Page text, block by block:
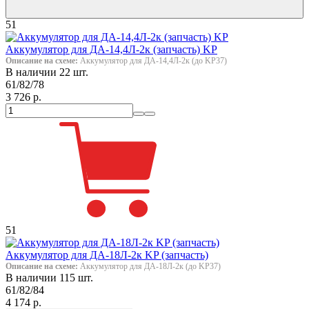
51
Аккумулятор для ДА-14,4Л-2к (запчасть) KP
Описание на схеме: Аккумулятор для ДА-14,4Л-2к (до KP37)
В наличии 22 шт.
61/82/78
3 726 р.
51
Аккумулятор для ДА-18Л-2к KP (запчасть)
Описание на схеме: Аккумулятор для ДА-18Л-2к (до KP37)
В наличии 115 шт.
61/82/84
4 174 р.